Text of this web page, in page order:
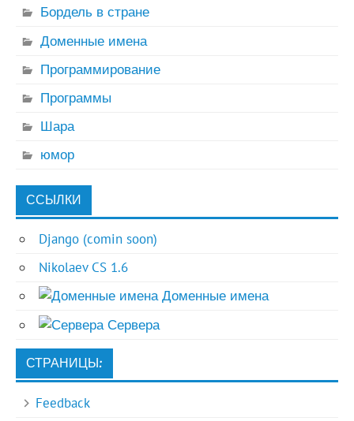
Бордель в стране
Доменные имена
Программирование
Программы
Шара
юмор
ССЫЛКИ
Django (comin soon)
Nikolaev CS 1.6
Доменные имена
Сервера
СТРАНИЦЫ:
Feedback